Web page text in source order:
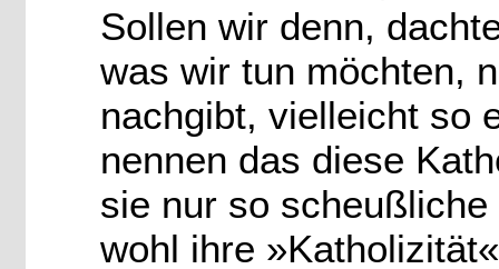
Sollen wir denn,
was wir tun möchten,
nachgibt, vielleicht so
nennen das diese
sie nur so
wohl ihre